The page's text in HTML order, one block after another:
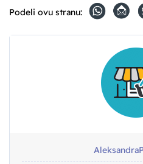
Podeli ovu stranu: